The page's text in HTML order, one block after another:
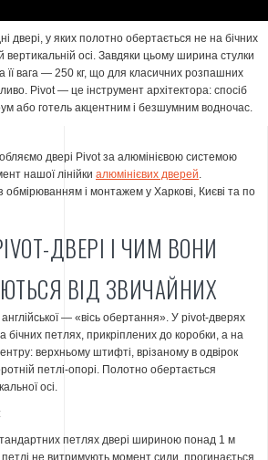
двері, у яких полотно обертається не на бічних
вертикальній осі. Завдяки цьому ширина стулки
її вага — 250 кг, що для класичних розпашних
Pivot — це інструмент архітектора: спосіб
або готель акцентним і безшумним водночас.
двері Pivot за алюмінієвою системою
нашої лінійки алюмінієвих дверей.
обмірюванням і монтажем у Харкові, Києві та по
ДВЕРІ І ЧИМ ВОНИ
ВІД ЗВИЧАЙНИХ
— «вісь обертання». У pivot-дверях
бічних петлях, прикріплених до коробки, а на
верхньому штифті, врізаному в одвірок
петлі-опорі. Полотно обертається
осі.
петлях двері шириною понад 1 м
не витримують момент сили, прогинається